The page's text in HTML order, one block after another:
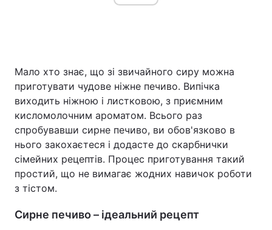
Головна Війна
Україна Політика
Економіка Світ
Спорт Наука
Техно і зв'язок Лайт
Інциденти
Мало хто знає, що зі звичайного сиру можна
приготувати чудове ніжне печиво. Випічка
виходить ніжною і листковою, з приємним
кисломолочним ароматом. Всього раз
спробувавши сирне печиво, ви обов'язково в
нього закохаєтеся і додасте до скарбнички
сімейних рецептів. Процес приготування такий
простий, що не вимагає жодних навичок роботи
з тістом.
Сирне печиво – ідеальний рецепт